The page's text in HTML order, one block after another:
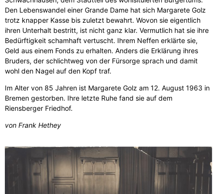
Den Lebenswandel einer Grande Dame hat sich Margarete Golz
trotz knapper Kasse bis zuletzt bewahrt. Wovon sie eigentlich
ihren Unterhalt bestritt, ist nicht ganz klar. Vermutlich hat sie ihre
Bedürftigkeit schamhaft vertuscht. Ihrem Neffen erklärte sie,
Geld aus einem Fonds zu erhalten. Anders die Erklärung ihres
Bruders, der schlichtweg von der Fürsorge sprach und damit
wohl den Nagel auf den Kopf traf.
Im Alter von 85 Jahren ist Margarete Golz am 12. August 1963 in
Bremen gestorben. Ihre letzte Ruhe fand sie auf dem
Riensberger Friedhof.
von Frank Hethey